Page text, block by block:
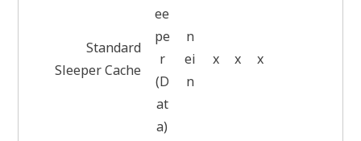
Standard
Sleeper Cache
ee
pe
r
(D
at
a)
n
ei
n
x x x